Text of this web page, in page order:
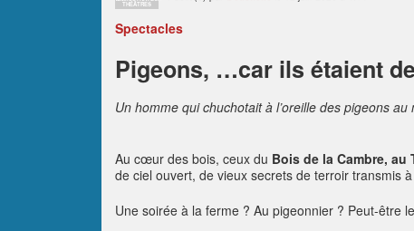
THÉÂTRES
Spectacles
Pigeons, …car ils étaient
Un homme qui chuchotait à l’oreille des pigeons
Au cœur des bois, ceux du Bois de la Cambre, au
de ciel ouvert, de vieux secrets de terroir transmis
Une soirée à la ferme ? Au pigeonnier ? Peut-être